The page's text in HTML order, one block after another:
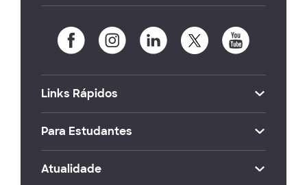
Links Rápidos
Para Estudantes
Atualidade